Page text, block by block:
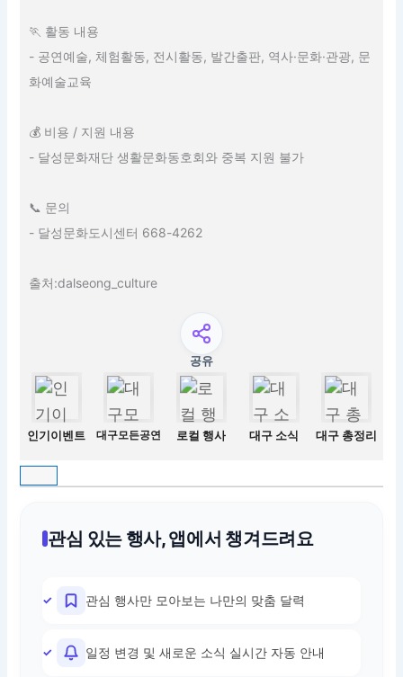
🏃 활동 내용
- 공연예술, 체험활동, 전시활동, 발간출판, 역사·문화·관광, 문
화예술교육
💰 비용 / 지원 내용
- 달성문화재단 생활문화동호회와 중복 지원 불가
📞 문의
- 달성문화도시센터 668-4262
출처:dalseong_culture
공유
인기이벤트 대구모든공연 로컬 행사 대구 소식 대구 총정리
관심 있는 행사, 앱에서 챙겨드려요
관심 행사만 모아보는 나만의 맞춤 달력
일정 변경 및 새로운 소식 실시간 자동 안내